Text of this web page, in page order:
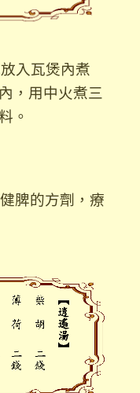
入瓦煲內煮
，用中火煮三
。
脾的方劑，療